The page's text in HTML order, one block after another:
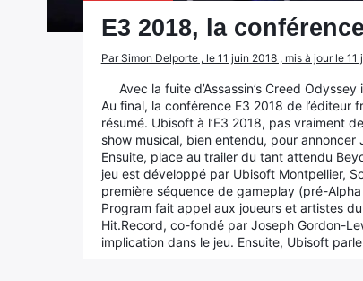
E3 2018, la
Par Simon Delporte , le 11 juin 2018 , mis à jour le 11
Avec la fuite d’Assassin’s Creed
Au final, la conférence E3 2018 de l’éditeur
résumé. Ubisoft à l’E3 2018, pas vraiment
show musical, bien entendu, pour
Ensuite, place au trailer du tant attendu
jeu est développé par Ubisoft Montpellier,
première séquence de gameplay (pré-
Program fait appel aux joueurs et artistes
Hit.Record, co-fondé par Joseph Gordon-
implication dans le jeu. Ensuite, Ubisoft